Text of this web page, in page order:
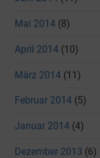
Mai 2014 (8)
April 2014 (10)
März 2014 (11)
Februar 2014 (5)
Januar 2014 (4)
Dezember 2013 (6)